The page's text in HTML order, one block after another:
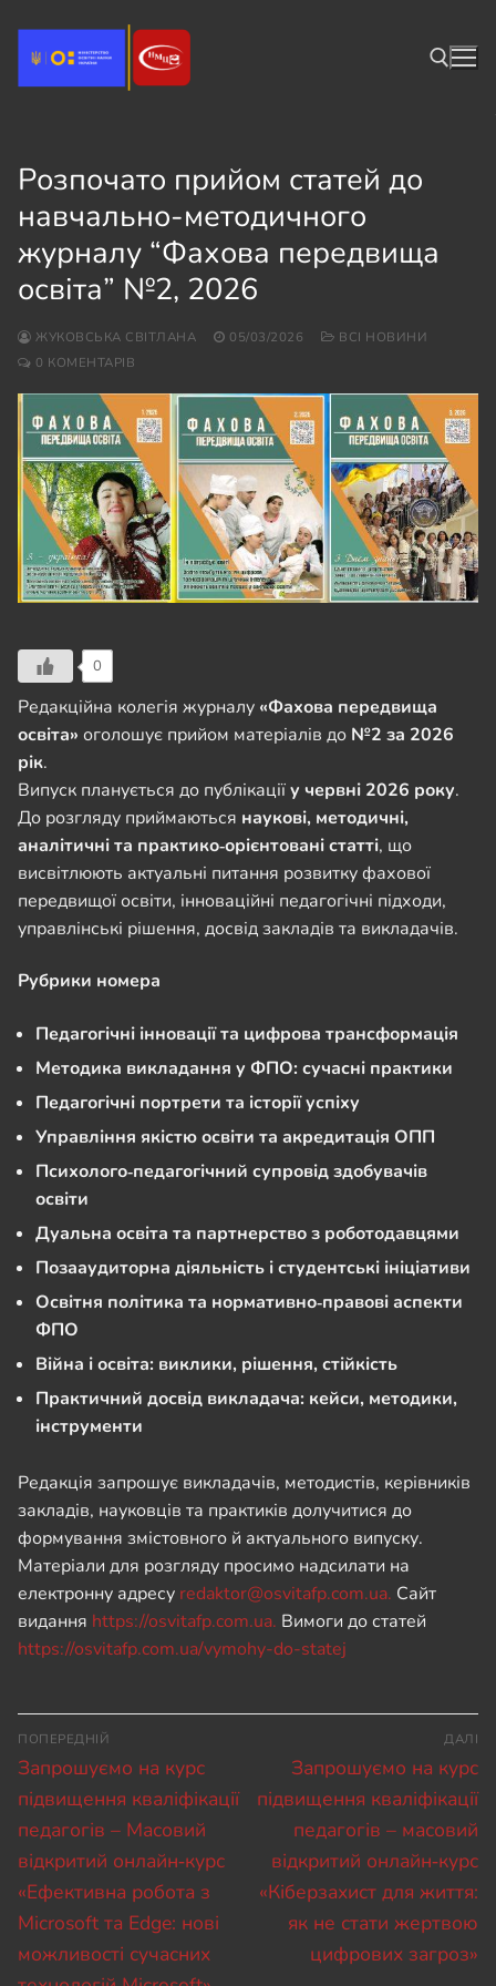
вмісту
Розпочато прийом статей до
навчально-методичного
журналу “Фахова передвища
освіта” №2, 2026
ЖУКОВСЬКА СВІТЛАНА 05/03/2026
ВСІ НОВИНИ
0 КОМЕНТАРІВ
0
Редакційна колегія журналу «Фахова передвища
освіта» оголошує прийом матеріалів до №2 за 2026
рік.
Випуск планується до публікаціїу червні 2026 року.
До розгляду приймаються наукові, методичні,
аналітичні та практико‑орієнтовані статті, що
висвітлюють актуальні питання розвитку фахової
передвищої освіти, інноваційні педагогічні підходи,
управлінські рішення, досвід закладів та викладачів.
Рубрики номера
Педагогічні інновації та цифрова трансформація
Методика викладання у ФПО: сучасні практики
Педагогічні портрети та історії успіху
Управління якістю освіти та акредитація ОПП
Психолого‑педагогічний супровід здобувачів
освіти
Дуальна освіта та партнерство з роботодавцями
Позааудиторна діяльність і студентські ініціативи
Освітня політика та нормативно‑правові аспекти
ФПО
Війна і освіта: виклики, рішення, стійкість
Практичний досвід викладача: кейси, методики,
інструменти
Редакція запрошує викладачів, методистів, керівників
закладів, науковців та практиків долучитися до
формування змістовного й актуального випуску.
Матеріали для розгляду просимо надсилати на
електронну адресу redaktor@osvitafp.com.ua. Сайт
видання https://osvitafp.com.ua. Вимоги до статей
https://osvitafp.com.ua/vymohy-do-statej
Навігація
записів
ПОПЕРЕДНІЙ
Попередній
запис:
Запрошуємо на курс
підвищення кваліфікації
педагогів – Масовий
відкритий онлайн‑курс
«Ефективна робота з
Microsoft та Edge: нові
можливості сучасних
ДАЛІ
Наступний
запис:
Запрошуємо на курс
підвищення кваліфікації
педагогів – масовий
відкритий онлайн‑курс
«Кіберзахист для життя:
як не стати жертвою
цифрових загроз»